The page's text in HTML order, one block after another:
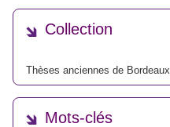
Collection
Thèses anciennes de Bordeaux
Mots-clés